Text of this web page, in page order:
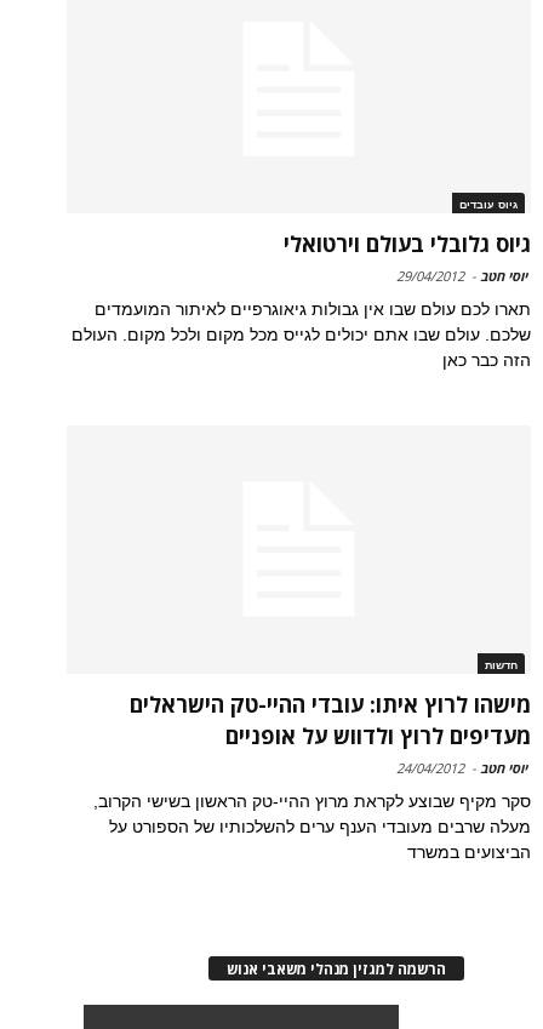
גיוס עובדים
גיוס גלובלי בעולם וירטואלי
יוסי חטב -
29/04/2012
תארו לכם עולם שבו אין גבולות גיאוגרפיים לאיתור המועמדים
שלכם. עולם שבו אתם יכולים לגייס מכל מקום ולכל מקום. העולם
הזה כבר כאן
חדשות
מישהו לרוץ איתו: עובדי ההיי-טק הישראלים
מעדיפים לרוץ ולדווש על אופניים
יוסי חטב -
24/04/2012
סקר מקיף שבוצע לקראת מרוץ ההיי-טק הראשון בשישי הקרוב,
מעלה שרבים מעובדי הענף ערים להשלכותיו של הספורט על
הביצועים במשרד
הרשמה למגזין מנהלי משאבי אנוש